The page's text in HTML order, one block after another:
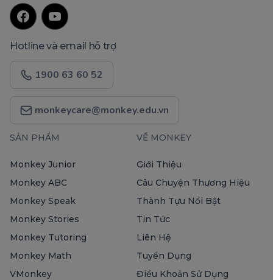
Hotline và email hỗ trợ
1900 63 60 52
monkeycare@monkey.edu.vn
SẢN PHẨM
Monkey Junior
Monkey ABC
Monkey Speak
Monkey Stories
Monkey Tutoring
Monkey Math
VMonkey
VỀ MONKEY
Giới Thiệu
Câu Chuyện Thương Hiệu
Thành Tựu Nổi Bật
Tin Tức
Liên Hệ
Tuyển Dụng
Điều Khoản Sử Dụng